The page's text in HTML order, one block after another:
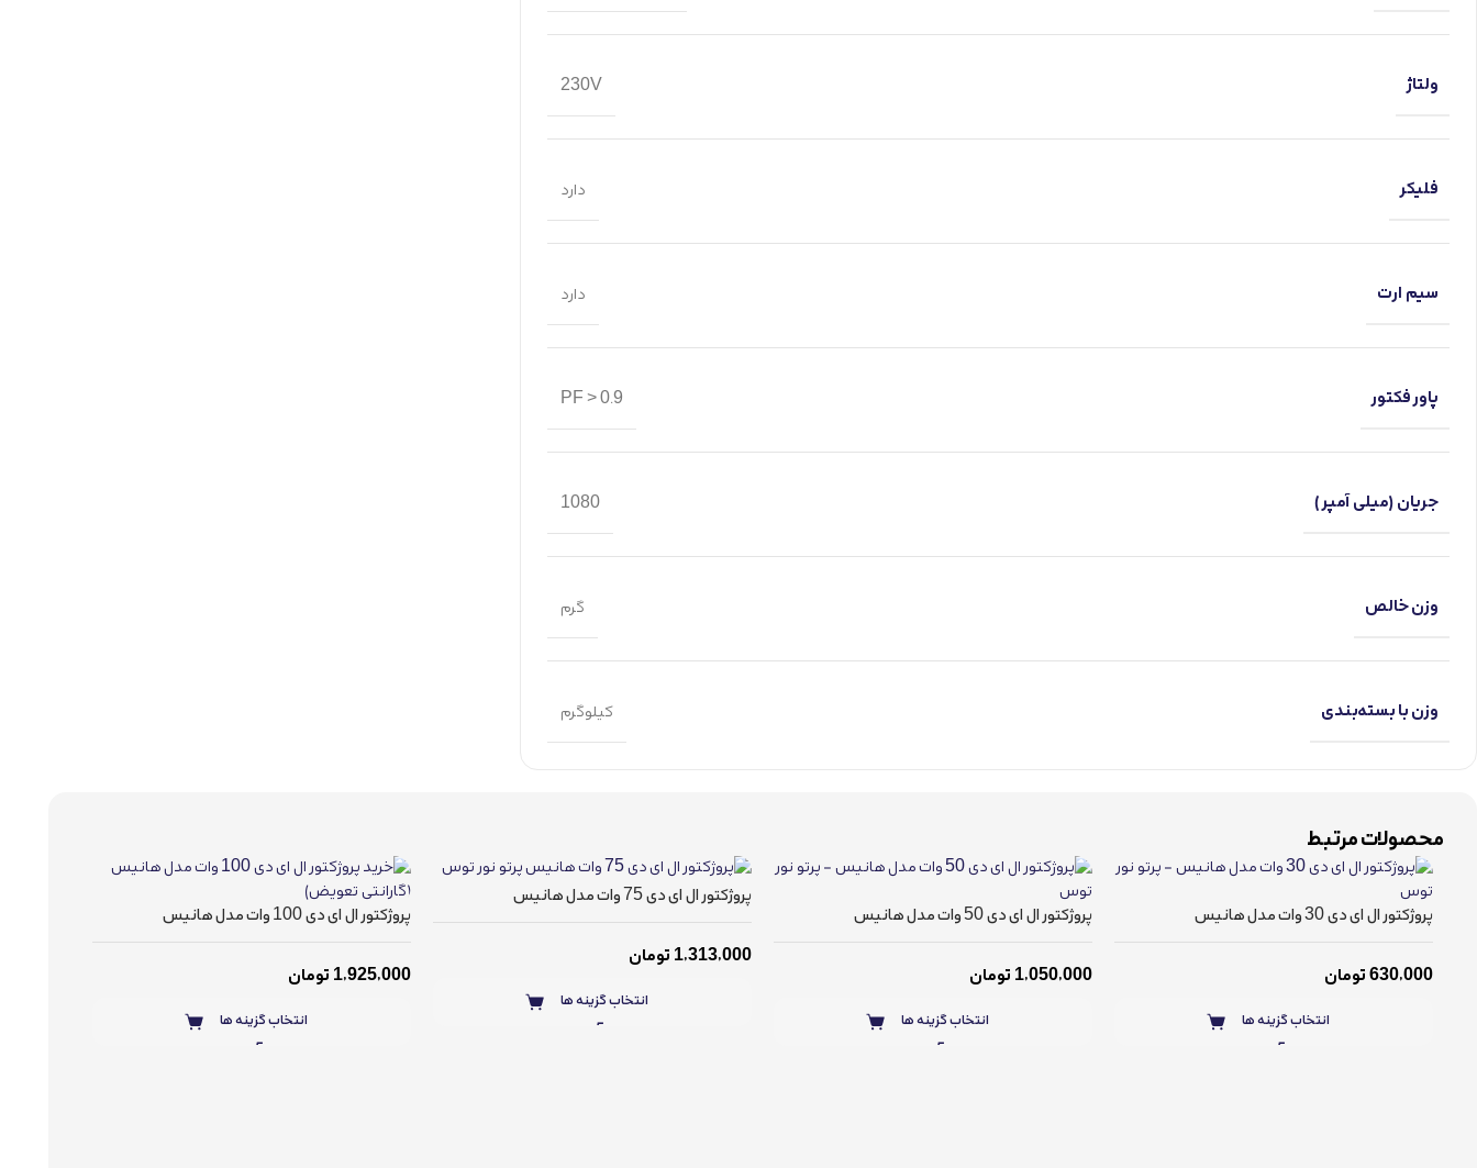
ولتاژ 230V
فلیکر دارد
سیم ارت دارد
پاور فکتور PF > 0.9
جریان (میلی آمپر) 1080
وزن خالص گرم
وزن با بسته‌بندی کیلوگرم
محصولات مرتبط
پروژکتور ال ای دی 30 وات مدل هانیس
630,000تومان
انتخاب گزینه ها
پروژکتور ال ای دی 50 وات مدل هانیس
1,050,000 تومان
انتخاب گزینه ها
پروژکتور ال ای دی 75 وات مدل هانیس
1,313,000 تومان
انتخاب گزینه ها
پروژکتور ال ای دی 100 وات مدل هانیس
1,925,000 تومان
انتخاب گزینه ها